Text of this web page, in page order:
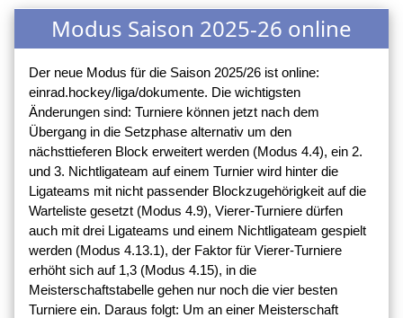
Modus Saison 2025-26 online
Der neue Modus für die Saison 2025/26 ist online:
einrad.hockey/liga/dokumente. Die wichtigsten
Änderungen sind: Turniere können jetzt nach dem
Übergang in die Setzphase alternativ um den
nächsttieferen Block erweitert werden (Modus 4.4), ein 2.
und 3. Nichtligateam auf einem Turnier wird hinter die
Ligateams mit nicht passender Blockzugehörigkeit auf die
Warteliste gesetzt (Modus 4.9), Vierer-Turniere dürfen
auch mit drei Ligateams und einem Nichtligateam gespielt
werden (Modus 4.13.1), der Faktor für Vierer-Turniere
erhöht sich auf 1,3 (Modus 4.15), in die
Meisterschaftstabelle gehen nur noch die vier besten
Turniere ein. Daraus folgt: Um an einer Meisterschaft